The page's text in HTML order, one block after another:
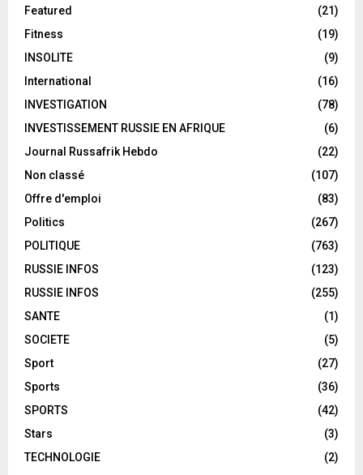
Featured
(21)
Fitness
(19)
INSOLITE
(9)
International
(16)
INVESTIGATION
(78)
INVESTISSEMENT RUSSIE EN AFRIQUE
(6)
Journal Russafrik Hebdo
(22)
Non classé
(107)
Offre d'emploi
(83)
Politics
(267)
POLITIQUE
(763)
RUSSIE INFOS
(123)
RUSSIE INFOS
(255)
SANTE
(1)
SOCIETE
(5)
Sport
(27)
Sports
(36)
SPORTS
(42)
Stars
(3)
TECHNOLOGIE
(2)